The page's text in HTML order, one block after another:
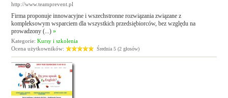
http://www.teamprevent.pl
Firma proponuje innowacyjne i wszechstronne rozwiązania związane z
kompleksowym wsparciem dla wszystkich przedsiębiorców, bez względu na
prowadzony (...)»
Kategorie:Kursy i szkolenia
Ocena użytkowników:
Średnia 5 (2 głosów)